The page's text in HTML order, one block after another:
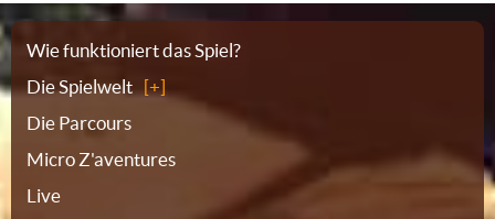
Sitemap
Wie funktioniert das Spiel?
Die Spielwelt
Die Parcours
Micro Z'aventures
Live